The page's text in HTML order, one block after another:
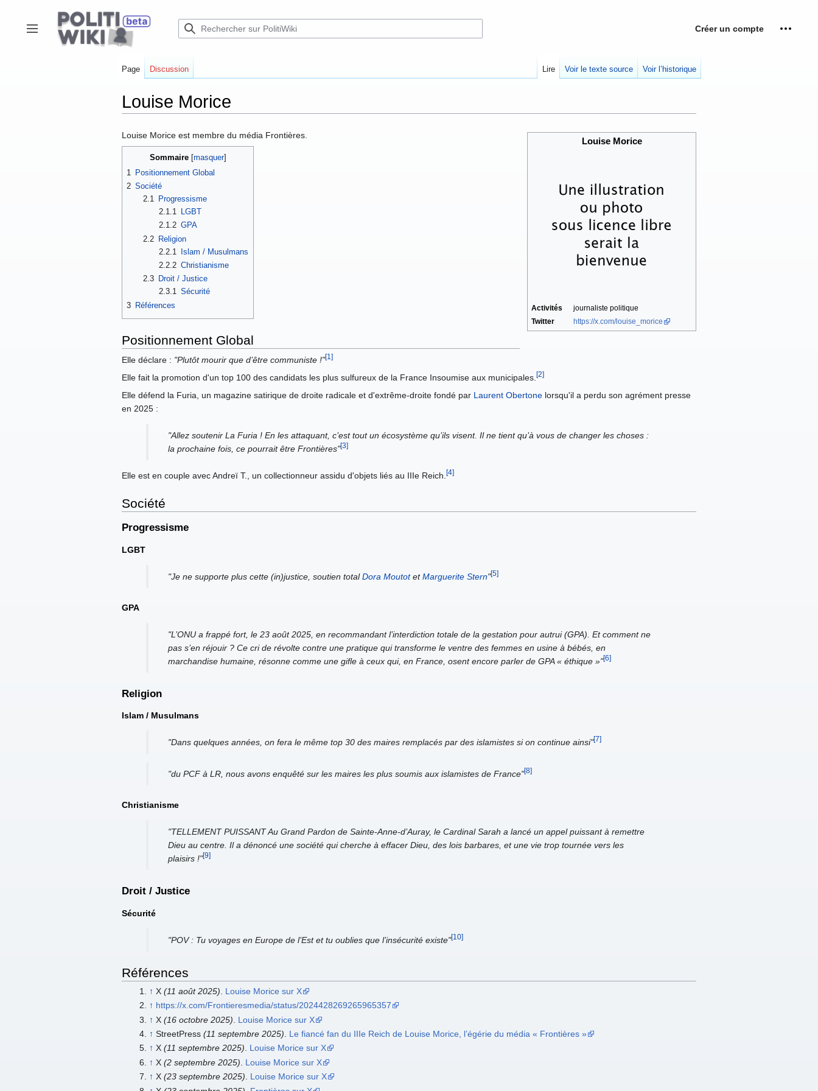
contenu
Afficher / masquer la barre latérale
Créer un compte
Page Discussion Lire Voir le texte source Voir l’historique
Louise Morice
Louise Morice
Activités
journaliste politique
Twitter
https://x.com/louise_morice
Louise Morice est membre du média Frontières.
Sommaire
1
Positionnement Global
2 Société
2.1
Progressisme
2.1.1 LGBT
2.1.2 GPA
2.2 Religion
2.2.1
Islam / Musulmans
2.2.2 Christianisme
2.3
Droit / Justice
2.3.1 Sécurité
3 Références
Positionnement Global
Elle déclare : "Plutôt mourir que d’être communiste !"[1]
Elle fait la promotion d'un top 100 des candidats les plus sulfureux de la France Insoumise aux municipales. [2]
Elle défend la Furia, un magazine satirique de droite radicale et d'extrême-droite fondé par Laurent Obertone lorsqu'il a perdu son agrément presse
en 2025 :
"Allez soutenir La Furia ! En les attaquant, c’est tout un écosystème qu’ils visent. Il ne tient qu’à vous de changer les choses :
la prochaine fois, ce pourrait être Frontières"[3]
Elle est en couple avec Andreï T., un collectionneur assidu d'objets liés au IIIe Reich. [4]
Société
Progressisme
LGBT
"Je ne supporte plus cette (in)justice, soutien totalDora MoutotetMarguerite Stern"[5]
GPA
"L’ONU a frappé fort, le 23 août 2025, en recommandant l’interdiction totale de la gestation pour autrui (GPA). Et comment ne
pas s’en réjouir ? Ce cri de révolte contre une pratique qui transforme le ventre des femmes en usine à bébés, en
marchandise humaine, résonne comme une gifle à ceux qui, en France, osent encore parler de GPA « éthique »"[6]
Religion
Islam / Musulmans
"Dans quelques années, on fera le même top 30 des maires remplacés par des islamistes si on continue ainsi"[7]
"du PCF à LR, nous avons enquêté sur les maires les plus soumis aux islamistes de France"[8]
Christianisme
"TELLEMENT PUISSANT Au Grand Pardon de Sainte-Anne-d’Auray, le Cardinal Sarah a lancé un appel puissant à remettre
Dieu au centre. Il a dénoncé une société qui cherche à effacer Dieu, des lois barbares, et une vie trop tournée vers les
plaisirs !"[9]
Droit / Justice
Sécurité
"POV : Tu voyages en Europe de l’Est et tu oublies que l’insécurité existe"[10]
Références
↑ X (11 août 2025)
Louise Morice sur X
↑ https://x.com/Frontieresmedia/status/2024428269265965357
↑ X (16 octobre 2025)
Louise Morice sur X
↑ StreetPress (11 septembre 2025)
Le fiancé fan du IIIe Reich de Louise Morice, l’égérie du média « Frontières »
↑ X (11 septembre 2025). Louise Morice sur X
↑ X (2 septembre 2025)
Louise Morice sur X
↑ X (23 septembre 2025). Louise Morice sur X